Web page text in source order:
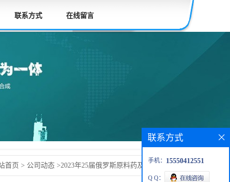
联系方式 在线留言
首页 > 公司动态 >2023年25届俄罗斯原料药及制药设备展览
联系方式
手机： 15550412551
Q Q：